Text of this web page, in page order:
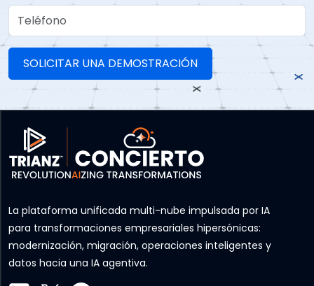
Teléfono
La plataforma unificada multi-nube impulsada por IA
para transformaciones empresariales hipersónicas:
modernización, migración, operaciones inteligentes y
datos hacia una IA agentiva.